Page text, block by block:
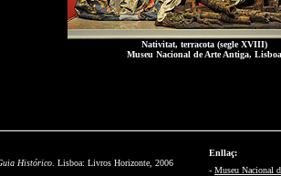
Nativitat, terracota (segle XVIII)
Museu Nacional de Arte Antiga, Lisboa
Histórico . Lisboa: Livros Horizonte, 2006
Enllaç:
- Museu Nacional